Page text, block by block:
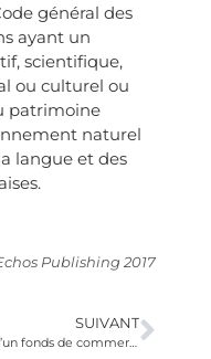
général des
ayant un
scientifique,
ou culturel ou
patrimoine
naturel
langue et des
Publishing 2017
SUIVANT
Cession d’un fonds de commerce en franchise : le franchiseur peut-il s’y opposer ?